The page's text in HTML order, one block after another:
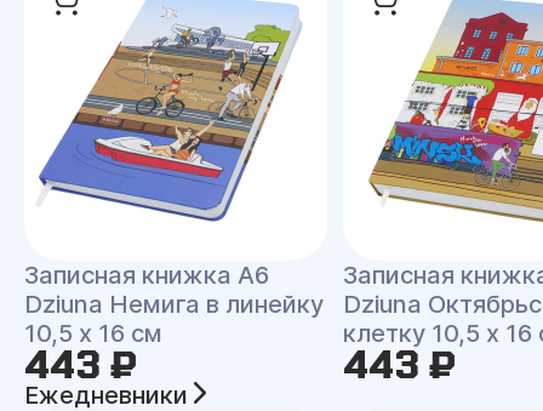
Записная книжка A6
Dziuna Немига в линейку
10,5 x 16 см
443 ₽
Записная
Dziuna
клетку 10,5 x 16
443 ₽
Ежедневники